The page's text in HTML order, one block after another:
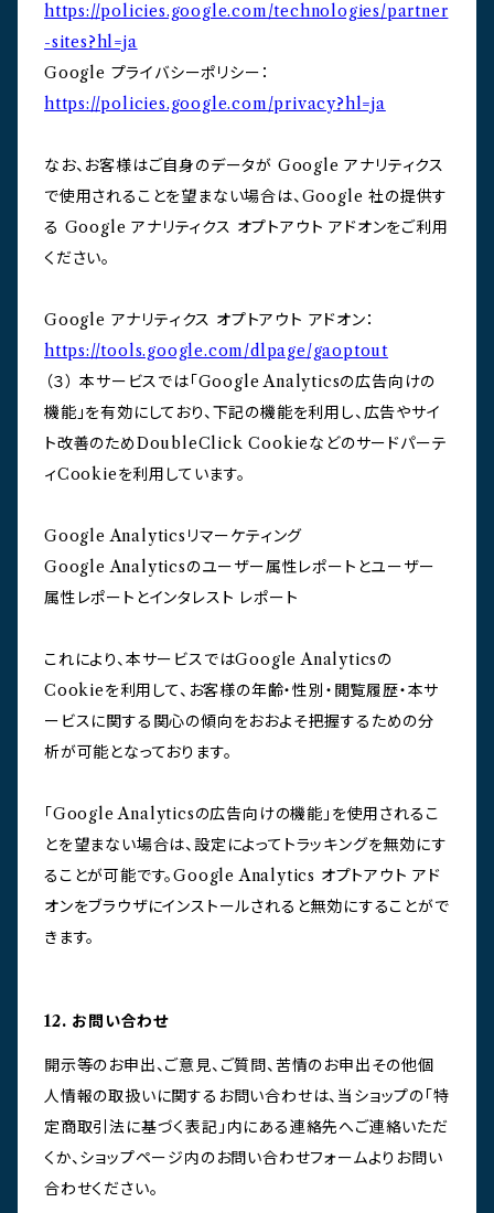
https://policies.google.com/technologies/partner
-sites?hl=ja
Google プライバシーポリシー：
https://policies.google.com/privacy?hl=ja
なお、お客様はご自身のデータが Google アナリティクス
で使用されることを望まない場合は、Google 社の提供す
る Google アナリティクス オプトアウト アドオンをご利用
ください。
Google アナリティクス オプトアウト アドオン：
https://tools.google.com/dlpage/gaoptout
（３） 本サービスでは「Google Analyticsの広告向けの
機能」を有効にしており、下記の機能を利用し、広告やサイ
ト改善のためDoubleClick Cookieなどのサードパーテ
ィCookieを利用しています。
Google Analyticsリマーケティング
Google Analyticsのユーザー属性レポートとユーザー
属性レポートとインタレスト レポート
これにより、本サービスではGoogle Analyticsの
Cookieを利用して、お客様の年齢・性別・閲覧履歴・本サ
ービスに関する関心の傾向をおおよそ把握するための分
析が可能となっております。
「Google Analyticsの広告向けの機能」を使用されるこ
とを望まない場合は、設定によってトラッキングを無効にす
ることが可能です。Google Analytics オプトアウト アド
オンをブラウザにインストールされると無効にすることがで
きます。
12. お問い合わせ
開示等のお申出、ご意見、ご質問、苦情のお申出その他個
人情報の取扱いに関するお問い合わせは、当ショップの「特
定商取引法に基づく表記」内にある連絡先へご連絡いただ
くか、ショップページ内のお問い合わせフォームよりお問い
合わせください。